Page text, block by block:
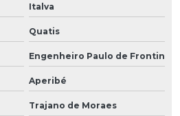
Italva
Quatis
Engenheiro Paulo de Frontin
Aperibé
Trajano de Moraes